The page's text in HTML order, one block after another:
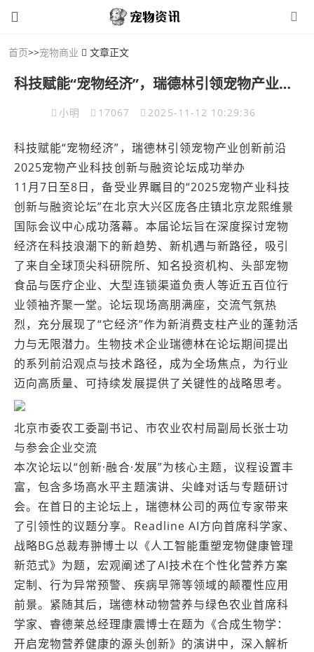
首页>>宠物商业 文章正文
科技赋能“宠物经济”，瑞德林引领宠物产业创新前沿2025宠物产业科技创新与融资论坛成功举办
小明 17067 2025-11-12 10:29:36
科技赋能“宠物经济”，瑞德林引领宠物产业创新前沿
2025宠物产业科技创新与融资论坛成功举办
11月7日至8日，备受业界瞩目的“2025宠物产业科技
创新与融资论坛”在北京大兴区庞各庄镇北京龙熙维景
国际会议中心成功落幕。本届论坛旨在深度探讨宠物
经济在科技浪潮下的新趋势、新机遇与新路径，吸引
了来自全球顶尖科研院所、知名投资机构、头部宠物
食品与医疗企业、大型连锁渠道负责人等近五百位行
业领袖齐聚一堂。论坛现场高朋满座，交流气氛热
烈，充分展现了“它经济”作为新消费支柱产业的蓬勃活
力与无限潜力。生物技术企业瑞德林在论坛期间提出
的系列前沿观点与技术路径，成为全场焦点，为行业
迈向高质量、可持续发展提供了关键性的战略思考。
北京市委农工委副书记、市农业农村局副局长张士功
与参会企业交流
本次论坛以“创新·融合·发展”为核心主题，议程设置丰
富，包含多场高水平主题演讲、尖峰对话与专题研讨
会。在首日的主论坛上，瑞德林公司的两位专家带来
了引领性的议题分享。Readline AI方向首席科学家、
战略BG总裁寿翀博士以《人工智能重塑宠物健康管理
新范式》为题，宏观阐述了AI技术在个性化营养方案
定制、行为异常预警、疾病早筛等领域的颠覆性应用
前景。紧随其后，瑞德林动物营养与绿色农业首席科
学家、睿德莱总经理康震博士在题为《合成生物学：
开启宠物营养健康的源头创新》的演讲中，深入解析